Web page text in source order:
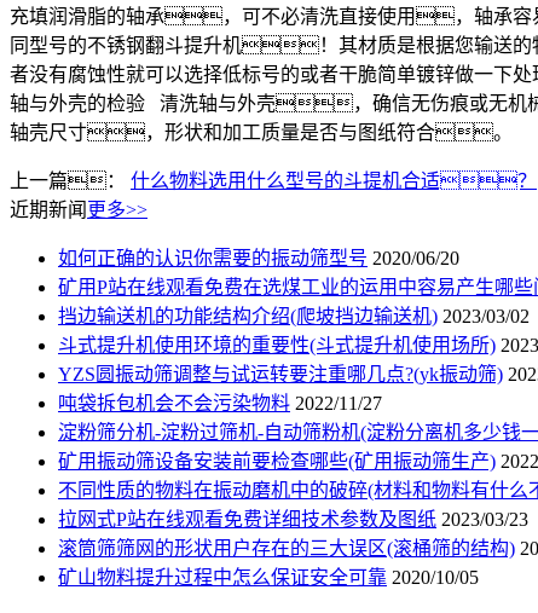
充填润滑脂的轴承，可不必清洗直接使用，轴承
同型号的不锈钢翻斗提升机！其材质是根据您输送
者没有腐蚀性就可以选择低标号的或者干脆简单镀锌做一下
轴与外壳的检验 清洗轴与外壳，确信无伤痕或无
轴壳尺寸，形状和加工质量是否与图纸符合。
上一篇： 什么物料选用什么型号的斗提机合适？
近期新闻 更多>>
如何正确的认识你需要的振动筛型号 2020/06/20
矿用P站在线观看免费在选煤工业的运用中容易产生哪些
挡边输送机的功能结构介绍(爬坡挡边输送机) 2023/03/02
斗式提升机使用环境的重要性(斗式提升机使用场所)
YZS圆振动筛调整与试运转要注重哪几点?(yk振动筛)
吨袋拆包机会不会污染物料 2022/11/27
淀粉筛分机-淀粉过筛机-自动筛粉机(淀粉分离机多少钱
矿用振动筛设备安装前要检查哪些(矿用振动筛生产)
不同性质的物料在振动磨机中的破碎(材料和物料有什么
拉网式P站在线观看免费详细技术参数及图纸 2023/03/23
滚筒筛筛网的形状用户存在的三大误区(滚桶筛的结构)
矿山物料提升过程中怎么保证安全可靠 2020/10/05